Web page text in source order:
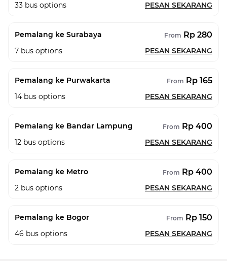
33 bus options PESAN SEKARANG
Pemalang ke Surabaya From Rp 280
7 bus options PESAN SEKARANG
Pemalang ke Purwakarta From Rp 165
14 bus options PESAN SEKARANG
Pemalang ke Bandar Lampung From Rp 400
12 bus options PESAN SEKARANG
Pemalang ke Metro From Rp 400
2 bus options PESAN SEKARANG
Pemalang ke Bogor From Rp 150
46 bus options PESAN SEKARANG